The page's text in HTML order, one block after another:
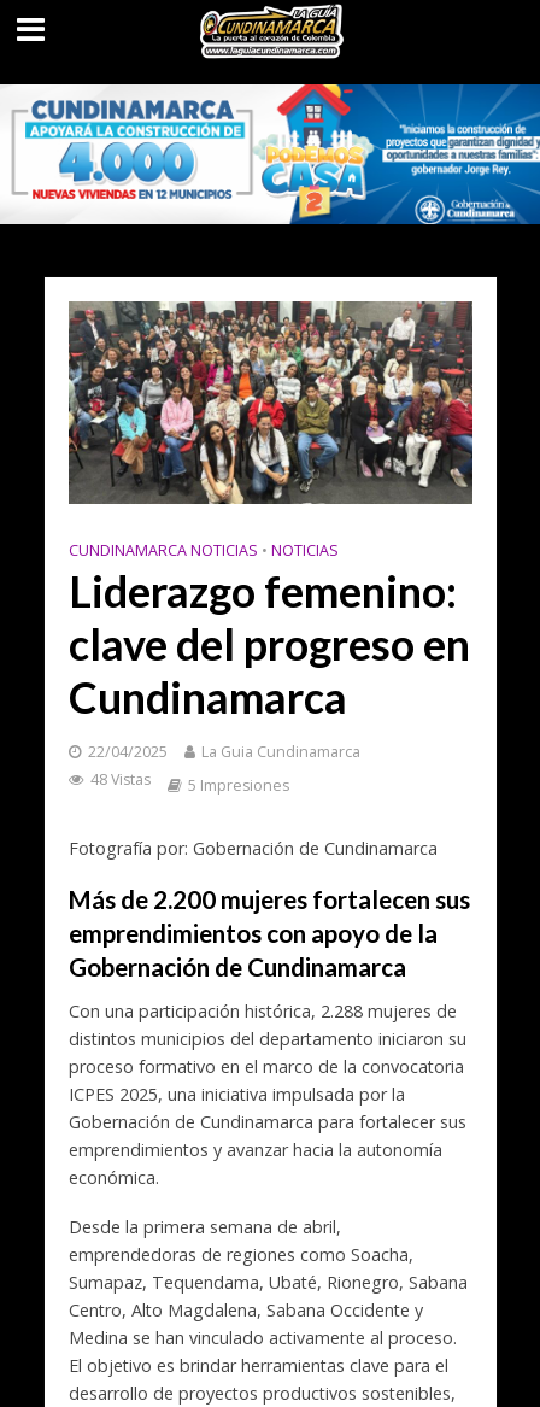
CUNDINAMARCA NOTICIAS • NOTICIAS
Liderazgo femenino:
clave del progreso en
Cundinamarca
22/04/2025
La Guia Cundinamarca
48 Vistas
5 Impresiones
Fotografía por: Gobernación de Cundinamarca
Más de 2.200 mujeres fortalecen sus
emprendimientos con apoyo de la
Gobernación de Cundinamarca
Con una participación histórica, 2.288 mujeres de
distintos municipios del departamento iniciaron su
proceso formativo en el marco de la convocatoria
ICPES 2025, una iniciativa impulsada por la
Gobernación de Cundinamarca para fortalecer sus
emprendimientos y avanzar hacia la autonomía
económica.
Desde la primera semana de abril,
emprendedoras de regiones como Soacha,
Sumapaz, Tequendama, Ubaté, Rionegro, Sabana
Centro, Alto Magdalena, Sabana Occidente y
Medina se han vinculado activamente al proceso.
El objetivo es brindar herramientas clave para el
desarrollo de proyectos productivos sostenibles,